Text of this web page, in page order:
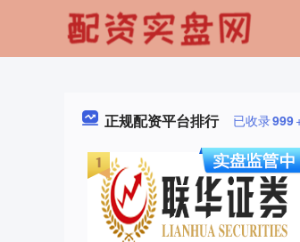
正规配资平台排行 已收录999